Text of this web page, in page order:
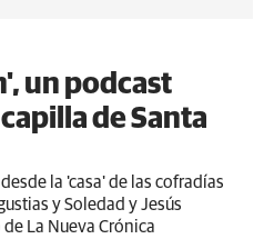
un podcast
de Santa
la 'casa' de las cofradías
y Soledad y Jesús
La Nueva Crónica